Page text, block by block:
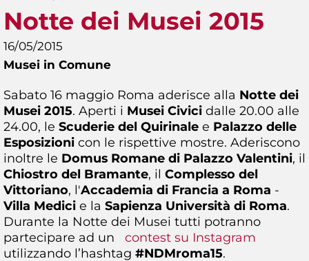
You are here
Notte dei Musei 2015
16/05/2015
Musei in Comune
Sabato 16 maggio Roma aderisce alla Notte dei
Musei 2015. Aperti i Musei Civici dalle 20.00 alle
24.00, le Scuderie del Quirinale e Palazzo delle
Esposizioni con le rispettive mostre. Aderiscono
inoltre le Domus Romane di Palazzo Valentini, il
Chiostro del Bramante, il Complesso del
Vittoriano, l'Accademia di Francia a Roma -
Villa Medici e la Sapienza Università di Roma.
Durante la Notte dei Musei tutti potranno
partecipare ad un contest su Instagram
utilizzando l’hashtag #NDMroma15.